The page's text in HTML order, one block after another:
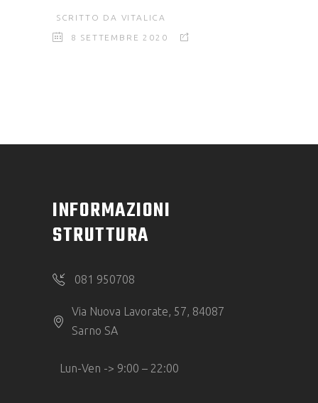
SCRITTO DA VITALICA
8 SETTEMBRE 2020
INFORMAZIONI
STRUTTURA
081 950708
Via Nuova Lavorate, 57, 84087
Sarno SA
Lun-Ven -> 9:00 – 22:00